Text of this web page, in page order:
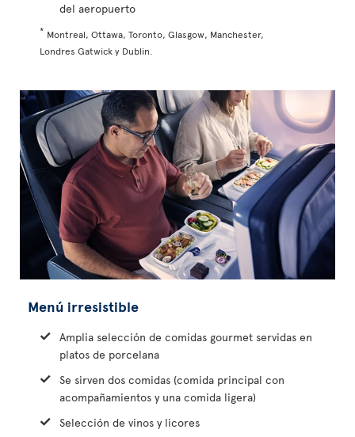
del aeropuerto
* Montreal, Ottawa, Toronto, Glasgow, Manchester,
Londres Gatwick y Dublin.
Menú irresistible
Amplia selección de comidas gourmet servidas en
platos de porcelana
Se sirven dos comidas (comida principal con
acompañamientos y una comida ligera)
Selección de vinos y licores